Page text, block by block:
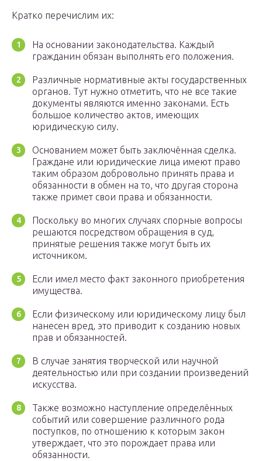
Кратко перечислим их:
На основании законодательства. Каждый
гражданин обязан выполнять его положения.
Различные нормативные акты государственных
органов. Тут нужно отметить, что не все такие
документы являются именно законами. Есть
большое количество актов, имеющих
юридическую силу.
Основанием может быть заключённая сделка.
Граждане или юридические лица имеют право
таким образом добровольно принять права и
обязанности в обмен на то, что другая сторона
также примет свои права и обязанности.
Поскольку во многих случаях спорные вопросы
решаются посредством обращения в суд,
принятые решения также могут быть их
источником.
Если имел место факт законного приобретения
имущества.
Если физическому или юридическому лицу был
нанесен вред, это приводит к созданию новых
прав и обязанностей.
В случае занятия творческой или научной
деятельностью или при создании произведений
искусства.
Также возможно наступление определённых
событий или совершение различного рода
поступков, по отношению к которым закон
утверждает, что это порождает права или
обязанности.